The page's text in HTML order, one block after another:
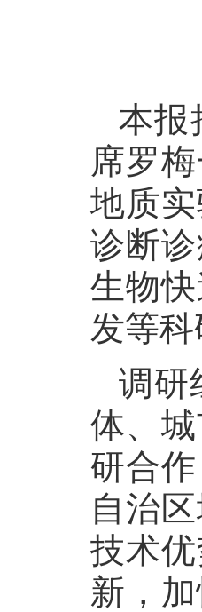
本报
席罗
地质
诊断
生物
发等
调研
体、
研合
自治
技术
新，